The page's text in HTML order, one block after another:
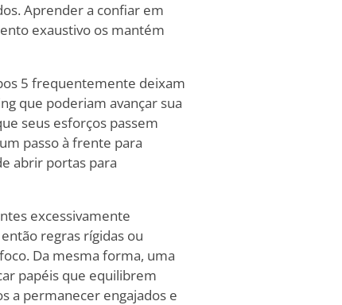
Aprender a confiar em
exaustivo os mantém
5 frequentemente deixam
que poderiam avançar sua
seus esforços passem
passo à frente para
abrir portas para
excessivamente
regras rígidas ou
Da mesma forma, uma
papéis que equilibrem
a permanecer engajados e